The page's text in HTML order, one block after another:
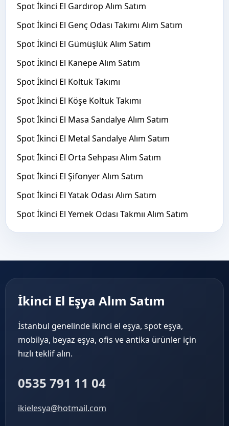
Spot İkinci El Gardırop Alım Satım
Spot İkinci El Genç Odası Takımı Alım Satım
Spot İkinci El Gümüşlük Alım Satım
Spot İkinci El Kanepe Alım Satım
Spot İkinci El Koltuk Takımı
Spot İkinci El Köşe Koltuk Takımı
Spot İkinci El Masa Sandalye Alım Satım
Spot İkinci El Metal Sandalye Alım Satım
Spot İkinci El Orta Sehpası Alım Satım
Spot İkinci El Şifonyer Alım Satım
Spot İkinci El Yatak Odası Alım Satım
Spot İkinci El Yemek Odası Takmıı Alım Satım
İkinci El Eşya Alım Satım
İstanbul genelinde ikinci el eşya, spot eşya,
mobilya, beyaz eşya, ofis ve antika ürünler için
hızlı teklif alın.
0535 791 11 04
ikielesya@hotmail.com